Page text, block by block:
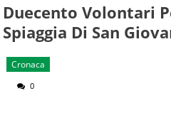
Duecento Volontari
Spiaggia Di San
Cronaca
0